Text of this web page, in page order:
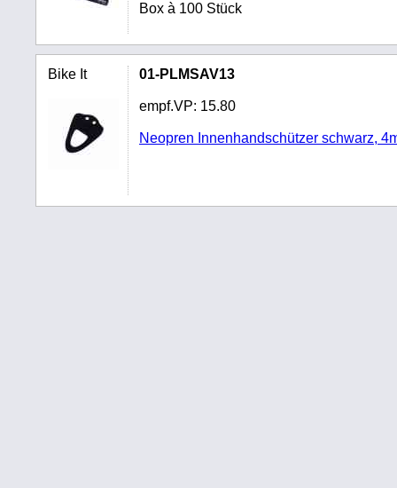
Box à 100 Stück
Bike It 01-PLMSAV13
empf.VP: 15.80
Neopren Innenhandschützer schwarz,